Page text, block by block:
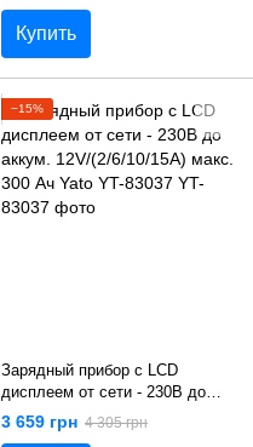
Купить
−15%
Зарядный прибор с LCD
дисплеем от сети - 230В до
аккум. 12V/(2/6/10/15А) макс.
300 Aч Yato YT-83037
3 659 грн 4 305 грн